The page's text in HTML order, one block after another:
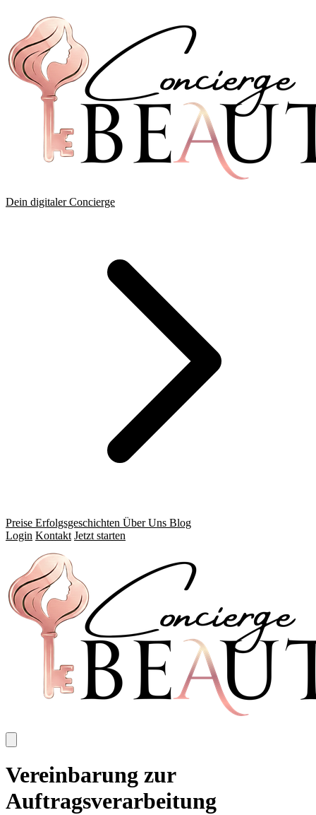
Dein digitaler Concierge
Preise Erfolgsgeschichten Über Uns Blog
Login Kontakt Jetzt starten
Vereinbarung zur
Auftragsverarbeitung